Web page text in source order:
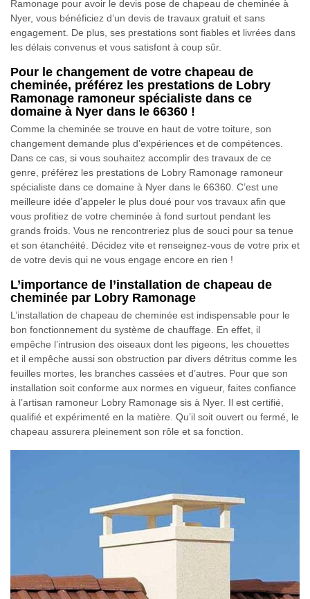
Ramonage pour avoir le devis pose de chapeau de cheminée à
Nyer, vous bénéficiez d’un devis de travaux gratuit et sans
engagement. De plus, ses prestations sont fiables et livrées dans
les délais convenus et vous satisfont à coup sûr.
Pour le changement de votre chapeau de
cheminée, préférez les prestations de Lobry
Ramonage ramoneur spécialiste dans ce
domaine à Nyer dans le 66360 !
Comme la cheminée se trouve en haut de votre toiture, son
changement demande plus d’expériences et de compétences.
Dans ce cas, si vous souhaitez accomplir des travaux de ce
genre, préférez les prestations de Lobry Ramonage ramoneur
spécialiste dans ce domaine à Nyer dans le 66360. C’est une
meilleure idée d’appeler le plus doué pour vos travaux afin que
vous profitiez de votre cheminée à fond surtout pendant les
grands froids. Vous ne rencontreriez plus de souci pour sa tenue
et son étanchéité. Décidez vite et renseignez-vous de votre prix et
de votre devis qui ne vous engage encore en rien !
L’importance de l’installation de chapeau de
cheminée par Lobry Ramonage
L’installation de chapeau de cheminée est indispensable pour le
bon fonctionnement du système de chauffage. En effet, il
empêche l’intrusion des oiseaux dont les pigeons, les chouettes
et il empêche aussi son obstruction par divers détritus comme les
feuilles mortes, les branches cassées et d’autres. Pour que son
installation soit conforme aux normes en vigueur, faites confiance
à l’artisan ramoneur Lobry Ramonage sis à Nyer. Il est certifié,
qualifié et expérimenté en la matière. Qu’il soit ouvert ou fermé, le
chapeau assurera pleinement son rôle et sa fonction.